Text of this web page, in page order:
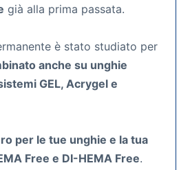
già alla prima passata.
è stato studiato per
anche su unghie
GEL, Acrygel e
per le tue unghie e la tua
Free e DI-HEMA Free.